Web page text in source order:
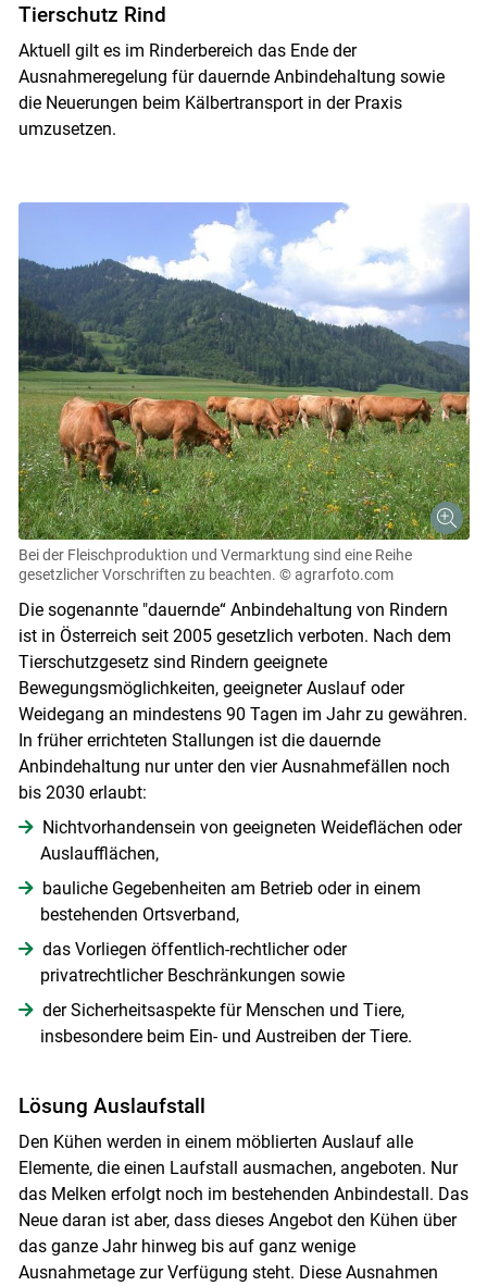
Tierschutz Rind
Aktuell gilt es im Rinderbereich das Ende der
Ausnahmeregelung für dauernde Anbindehaltung sowie
die Neuerungen beim Kälbertransport in der Praxis
umzusetzen.
Bei der Fleischproduktion und Vermarktung sind eine Reihe
gesetzlicher Vorschriften zu beachten. © agrarfoto.com
Die sogenannte "dauernde“ Anbindehaltung von Rindern
ist in Österreich seit 2005 gesetzlich verboten. Nach dem
Tierschutzgesetz sind Rindern geeignete
Bewegungsmöglichkeiten, geeigneter Auslauf oder
Weidegang an mindestens 90 Tagen im Jahr zu gewähren.
In früher errichteten Stallungen ist die dauernde
Anbindehaltung nur unter den vier Ausnahmefällen noch
bis 2030 erlaubt:
Nichtvorhandensein von geeigneten Weideflächen oder
Auslaufflächen,
bauliche Gegebenheiten am Betrieb oder in einem
bestehenden Ortsverband,
das Vorliegen öffentlich-rechtlicher oder
privatrechtlicher Beschränkungen sowie
der Sicherheitsaspekte für Menschen und Tiere,
insbesondere beim Ein- und Austreiben der Tiere.
Lösung Auslaufstall
Den Kühen werden in einem möblierten Auslauf alle
Elemente, die einen Laufstall ausmachen, angeboten. Nur
das Melken erfolgt noch im bestehenden Anbindestall. Das
Neue daran ist aber, dass dieses Angebot den Kühen über
das ganze Jahr hinweg bis auf ganz wenige
Ausnahmetage zur Verfügung steht. Diese Ausnahmen